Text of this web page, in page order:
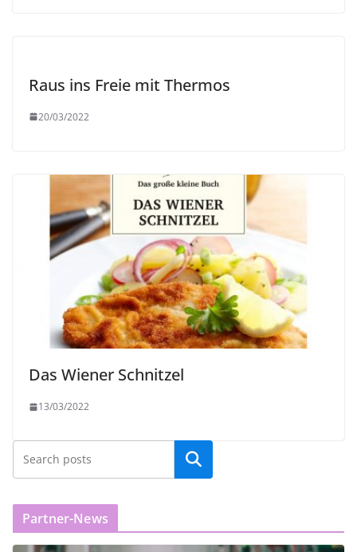
Raus ins Freie mit Thermos
20/03/2022
Das Wiener Schnitzel
13/03/2022
Partner-News